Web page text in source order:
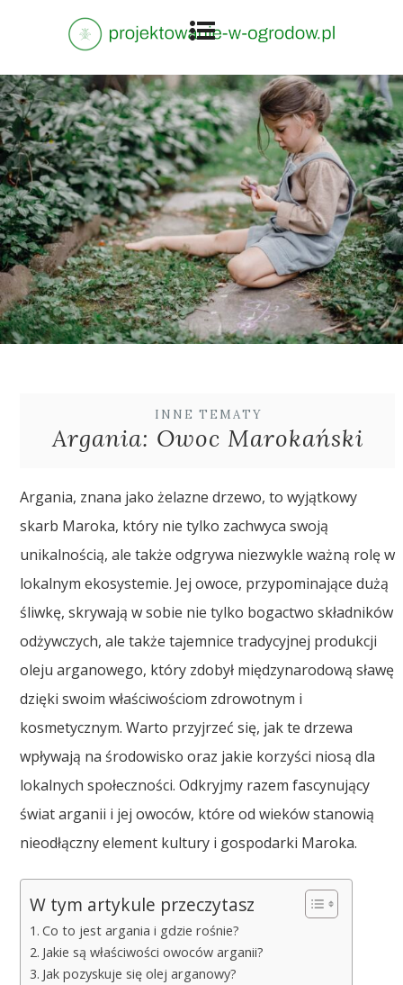
INNE TEMATY
Argania: Owoc Marokański
Argania, znana jako żelazne drzewo, to wyjątkowy
skarb Maroka, który nie tylko zachwyca swoją
unikalnością, ale także odgrywa niezwykle ważną rolę w
lokalnym ekosystemie. Jej owoce, przypominające dużą
śliwkę, skrywają w sobie nie tylko bogactwo składników
odżywczych, ale także tajemnice tradycyjnej produkcji
oleju arganowego, który zdobył międzynarodową sławę
dzięki swoim właściwościom zdrowotnym i
kosmetycznym. Warto przyjrzeć się, jak te drzewa
wpływają na środowisko oraz jakie korzyści niosą dla
lokalnych społeczności. Odkryjmy razem fascynujący
świat arganii i jej owoców, które od wieków stanowią
nieodłączny element kultury i gospodarki Maroka.
W tym artykule przeczytasz
Co to jest argania i gdzie rośnie?
Jakie są właściwości owoców arganii?
Jak pozyskuje się olej arganowy?